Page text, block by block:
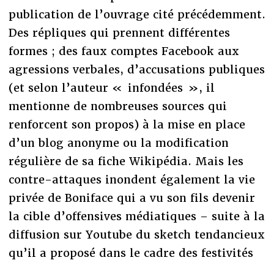
publication de l’ouvrage cité précédemment.
Des répliques qui prennent différentes
formes ; des faux comptes Facebook aux
agressions verbales, d’accusations publiques
(et selon l’auteur « infondées », il
mentionne de nombreuses sources qui
renforcent son propos) à la mise en place
d’un blog anonyme ou la modification
régulière de sa fiche Wikipédia. Mais les
contre-attaques inondent également la vie
privée de Boniface qui a vu son fils devenir
la cible d’offensives médiatiques – suite à la
diffusion sur Youtube du sketch tendancieux
qu’il a proposé dans le cadre des festivités